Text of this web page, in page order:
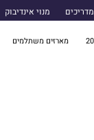
מדריכים מנוי אינדיבוק
מארזים משתלמים